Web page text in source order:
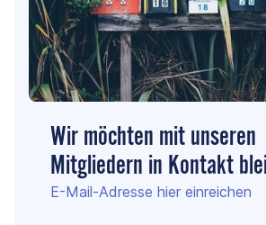
Wir möchten mit unseren
Mitgliedern in Kontakt
E-Mail-Adresse hier einreichen